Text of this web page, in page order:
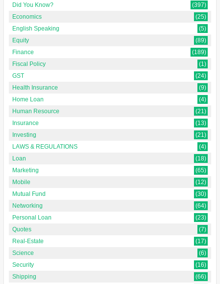
Did You Know?
(397)
Economics
(25)
English Speaking
(5)
Equity
(89)
Finance
(189)
Fiscal Policy
(1)
GST
(24)
Health Insurance
(9)
Home Loan
(4)
Human Resource
(21)
Insurance
(13)
Investing
(21)
LAWS & REGULATIONS
(4)
Loan
(18)
Marketing
(65)
Mobile
(12)
Mutual Fund
(30)
Networking
(64)
Personal Loan
(23)
Quotes
(7)
Real-Estate
(17)
Science
(6)
Security
(16)
Shipping
(66)